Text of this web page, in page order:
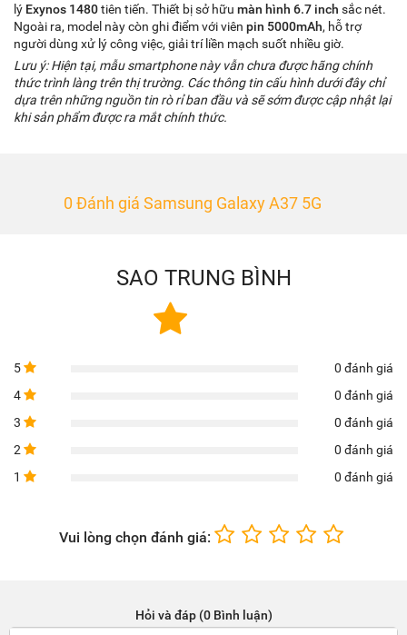
lý Exynos 1480tiên tiến. Thiết bị sở hữu màn hình 6.7 inch sắc nét.
Ngoài ra, model này còn ghi điểm với viên pin 5000mAh, hỗ trợ
người dùng xử lý công việc, giải trí liền mạch suốt nhiều giờ.
Lưu ý: Hiện tại, mẫu smartphone này vẫn chưa được hãng chính
thức trình làng trên thị trường. Các thông tin cấu hình dưới đây chỉ
dựa trên những nguồn tin rò rỉ ban đầu và sẽ sớm được cập nhật lại
khi sản phẩm được ra mắt chính thức.
0 Đánh giá Samsung Galaxy A37 5G
SAO TRUNG BÌNH
5
0 đánh giá
4
0 đánh giá
3
0 đánh giá
2
0 đánh giá
1
0 đánh giá
Vui lòng chọn đánh giá:
Hỏi và đáp (0 Bình luận)